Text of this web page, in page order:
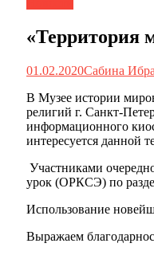
«Территория
01.02.2020Сабина
В Музее истории
религий г. Санкт-
информационного
интересуется данной
Участниками
урок (ОРКСЭ) по
Использование
Выражаем